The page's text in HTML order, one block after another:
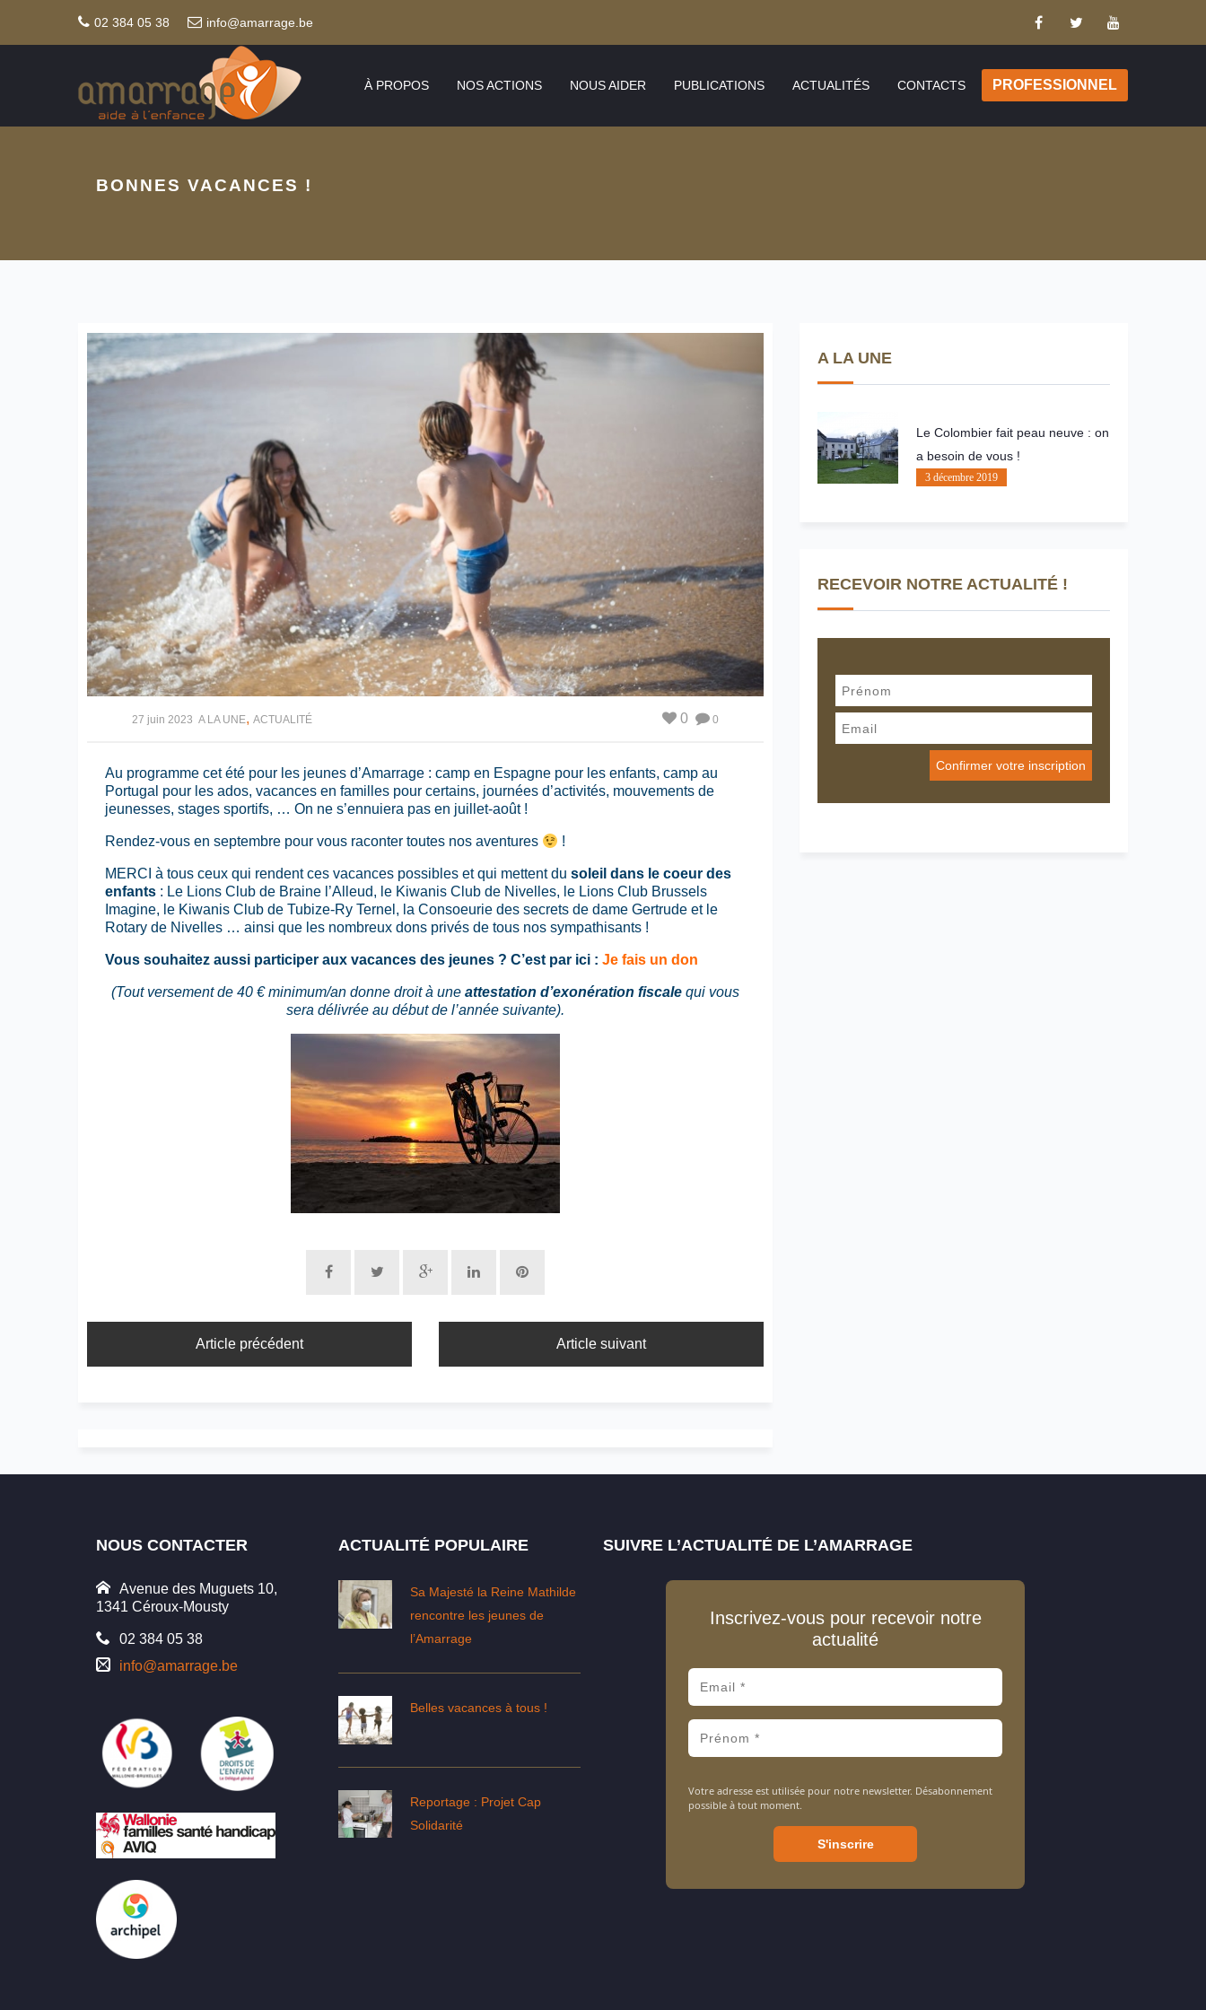
02 384 05 38 info@amarrage.be
À PROPOS NOS ACTIONS NOUS AIDER PUBLICATIONS ACTUALITÉS CONTACTS PROFESSIONNEL
BONNES VACANCES !
27 juin 2023 A LA UNE, ACTUALITÉ 0
0
Au programme cet été pour les jeunes d’Amarrage : camp en Espagne pour les enfants, camp au
Portugal pour les ados, vacances en familles pour certains, journées d’activités, mouvements de
jeunesses, stages sportifs, … On ne s’ennuiera pas en juillet-août !
Rendez-vous en septembre pour vous raconter toutes nos aventures !
MERCI à tous ceux qui rendent ces vacances possibles et qui mettent du soleil dans le coeur des
enfants : Le Lions Club de Braine l’Alleud, le Kiwanis Club de Nivelles, le Lions Club Brussels
Imagine, le Kiwanis Club de Tubize-Ry Ternel, la Consoeurie des secrets de dame Gertrude et le
Rotary de Nivelles … ainsi que les nombreux dons privés de tous nos sympathisants !
Vous souhaitez aussi participer aux vacances des jeunes ? C’est par ici : Je fais un don
(Tout versement de 40 € minimum/an donne droit à une attestation d’exonération fiscale qui vous
sera délivrée au début de l’année suivante).
Article précédent Article suivant
A LA UNE
Le Colombier fait peau neuve : on
a besoin de vous !
3 décembre 2019
RECEVOIR NOTRE ACTUALITÉ !
NOUS CONTACTER
Avenue des Muguets 10,
1341 Céroux-Mousty
02 384 05 38
info@amarrage.be
ACTUALITÉ POPULAIRE
Sa Majesté la Reine Mathilde
rencontre les jeunes de
l’Amarrage
Belles vacances à tous !
Reportage : Projet Cap
Solidarité
SUIVRE L’ACTUALITÉ DE L’AMARRAGE
Inscrivez-vous pour recevoir notre
actualité
Votre adresse est utilisée pour notre newsletter. Désabonnement
possible à tout moment.